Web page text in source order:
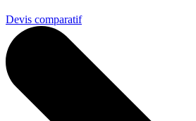
Devis comparatif